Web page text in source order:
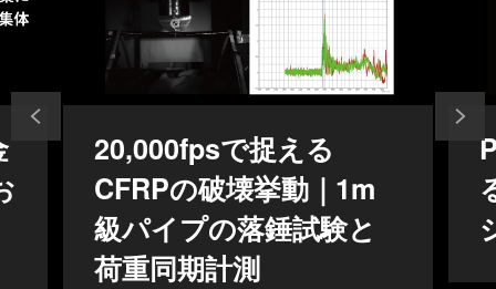
20,000fpsで捉える
CFRPの破壊挙動｜1m
級パイプの落錘試験と
荷重同期計測
シ